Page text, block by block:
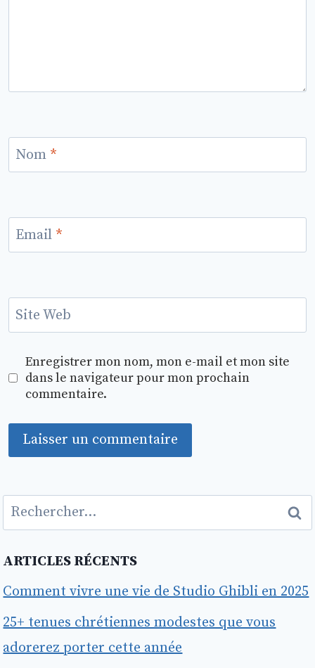
Nom *
Email *
Site Web
Enregistrer mon nom, mon e-mail et mon site
dans le navigateur pour mon prochain
commentaire.
Rechercher :
ARTICLES RÉCENTS
Comment vivre une vie de Studio Ghibli en 2025
25+ tenues chrétiennes modestes que vous
adorerez porter cette année